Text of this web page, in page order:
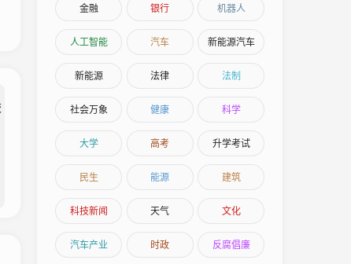
金融 银行 机器人
人工智能 汽车 新能源汽车
新能源 法律 法制
社会万象 健康 科学
大学 高考 升学考试
民生 能源 建筑
科技新闻 天气 文化
汽车产业 时政 反腐倡廉